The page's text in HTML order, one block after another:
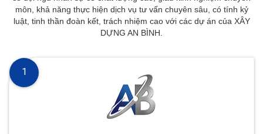
môn, khả năng thực hiện dịch vụ tư vấn chuyên sâu, có tính kỷ
luật, tinh thần đoàn kết, trách nhiệm cao với các dự án của XÂY
DỰNG AN BÌNH.
1